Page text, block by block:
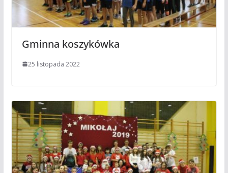
Gminna koszykówka
25 listopada 2022